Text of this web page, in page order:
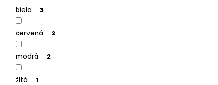
biela 3
červená 3
modrá 2
žltá 1
O
d
p
o